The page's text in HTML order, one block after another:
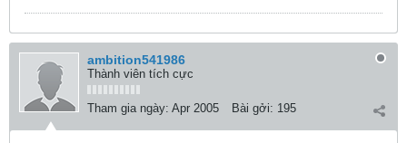
ambition541986
Thành viên tích cực
Tham gia ngày: Apr 2005 Bài gởi: 195